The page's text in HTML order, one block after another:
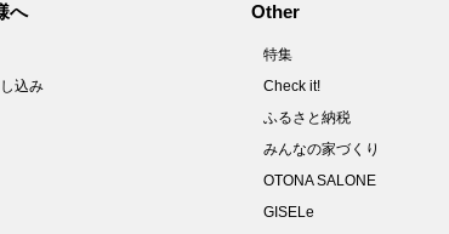
へ
込み
Other
特集
Check it!
ふるさと納税
みんなの家づくり
OTONA SALONE
GISELe